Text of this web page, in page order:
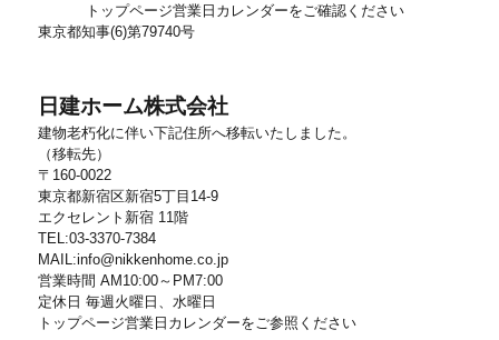
トップページ営業日カレンダーをご確認ください
東京都知事(6)第79740号
日建ホーム株式会社
建物老朽化に伴い下記住所へ移転いたしました。
（移転先）
〒160-0022
東京都新宿区新宿5丁目14-9
エクセレント新宿 11階
TEL:03-3370-7384
MAIL:info@nikkenhome.co.jp
営業時間 AM10:00～PM7:00
定休日 毎週火曜日、水曜日
トップページ営業日カレンダーをご参照ください